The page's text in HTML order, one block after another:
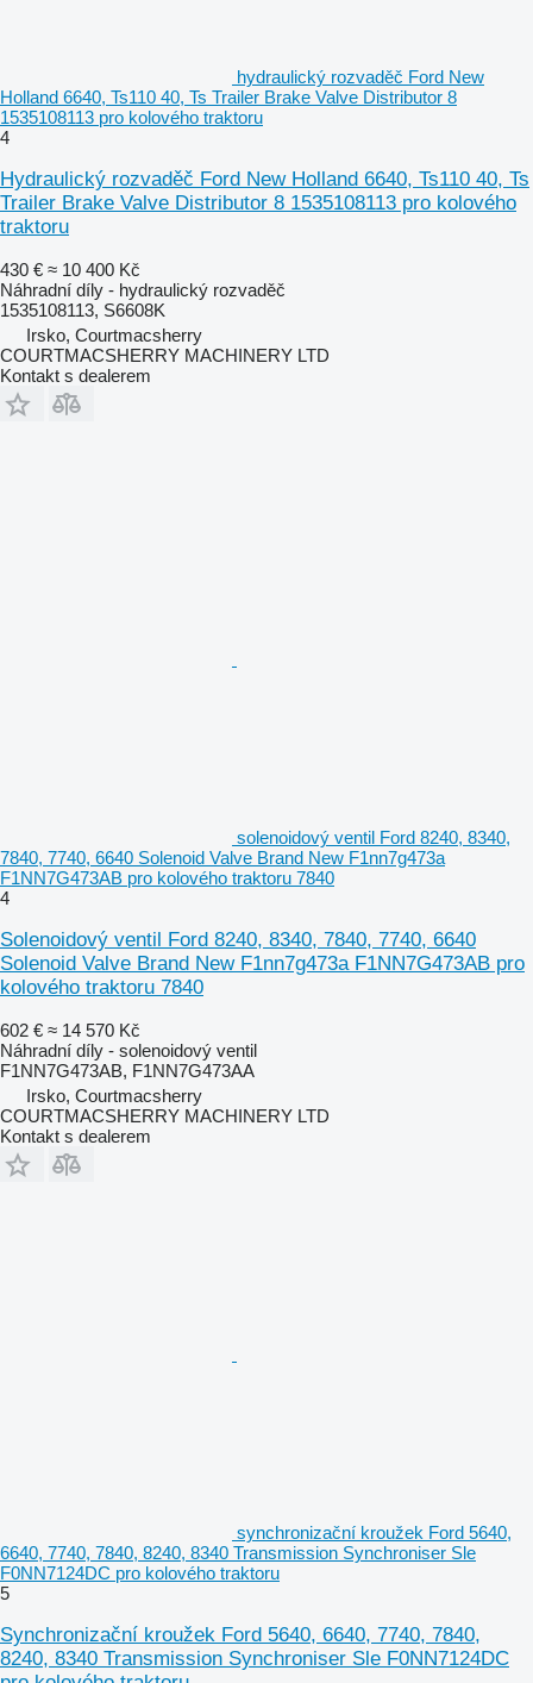
hydraulický rozvaděč Ford New
Holland 6640, Ts110 40, Ts Trailer Brake Valve Distributor 8
1535108113 pro kolového traktoru
4
Hydraulický rozvaděč Ford New Holland 6640, Ts110 40, Ts
Trailer Brake Valve Distributor 8 1535108113 pro kolového
traktoru
430 € ≈ 10 400 Kč
Náhradní díly - hydraulický rozvaděč
1535108113, S6608K
Irsko, Courtmacsherry
COURTMACSHERRY MACHINERY LTD
Kontakt s dealerem
solenoidový ventil Ford 8240, 8340,
7840, 7740, 6640 Solenoid Valve Brand New F1nn7g473a
F1NN7G473AB pro kolového traktoru 7840
4
Solenoidový ventil Ford 8240, 8340, 7840, 7740, 6640
Solenoid Valve Brand New F1nn7g473a F1NN7G473AB pro
kolového traktoru 7840
602 € ≈ 14 570 Kč
Náhradní díly - solenoidový ventil
F1NN7G473AB, F1NN7G473AA
Irsko, Courtmacsherry
COURTMACSHERRY MACHINERY LTD
Kontakt s dealerem
synchronizační kroužek Ford 5640,
6640, 7740, 7840, 8240, 8340 Transmission Synchroniser Sle
F0NN7124DC pro kolového traktoru
5
Synchronizační kroužek Ford 5640, 6640, 7740, 7840,
8240, 8340 Transmission Synchroniser Sle F0NN7124DC